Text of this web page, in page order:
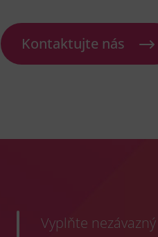
Kontaktujte nás
Vyplňte